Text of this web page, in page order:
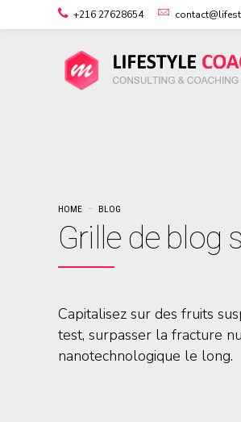
+216 27628654
HOME BLOG
Grille de blog
Capitalisez sur des fruits
test, surpasser la fracture
nanotechnologique le long.